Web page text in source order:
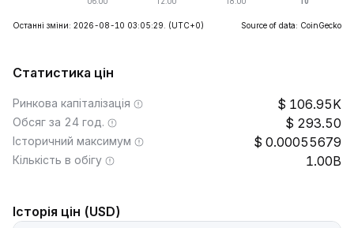
Останні зміни: 2026-08-10 03:05:29. (UTC+0) Source of data: CoinGecko
Статистика цін
Ринкова капіталізація 106.95K
Обсяг за 24 год. 293.50
Історичний максимум 0.00055679
Кількість в обігу 1.00B
Історія цін (USD)